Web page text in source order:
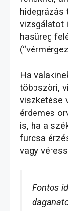
hidegrázás
vizsgálatot
hasüreg
Ha
többszöri,
viszketése
érdemes
is, ha a
furcsa
vagy
Fontos